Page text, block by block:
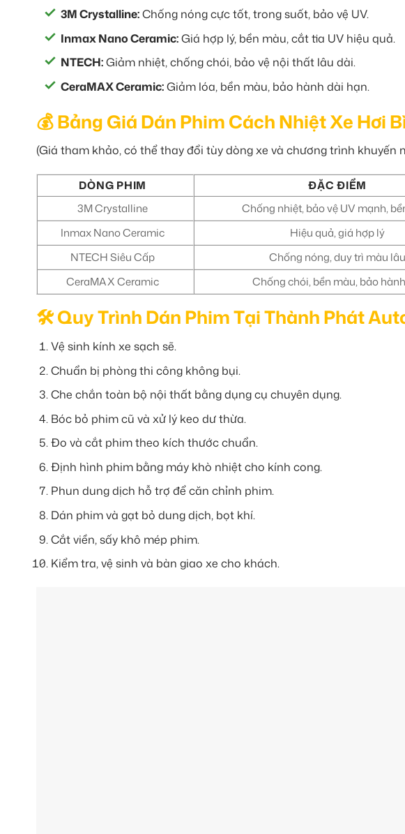
3M Crystalline:Chống nóng cực tốt, trong suốt, bảo vệ UV.
Inmax Nano Ceramic:Giá hợp lý, bền màu, cắt tia UV hiệu quả.
NTECH:Giảm nhiệt, chống chói, bảo vệ nội thất lâu dài.
CeraMAX Ceramic:Giảm lóa, bền màu, bảo hành dài hạn.
💰 Bảng Giá Dán Phim Cách Nhiệt Xe Hơi
(Giá tham khảo, có thể thay đổi tùy dòng xe và chương trình khuyến
DÒNG PHIM ĐẶC ĐIỂM
3M Crystalline
Chống nhiệt, bảo vệ UV mạnh,
Inmax Nano Ceramic
Hiệu quả, giá hợp lý
NTECH Siêu Cấp
Chống nóng, duy trì màu lâu
CeraMAX Ceramic
Chống chói, bền màu, bảo
🛠️ Quy Trình Dán Phim Tại Thành Phát
Vệ sinh kính xe sạch sẽ.
Chuẩn bị phòng thi công không bụi.
Che chắn toàn bộ nội thất bằng dụng cụ chuyên dụng.
Bóc bỏ phim cũ và xử lý keo dư thừa.
Đo và cắt phim theo kích thước chuẩn.
Định hình phim bằng máy khò nhiệt cho kính cong.
Phun dung dịch hỗ trợ để căn chỉnh phim.
Dán phim và gạt bỏ dung dịch, bọt khí.
Cắt viền, sấy khô mép phim.
Kiểm tra, vệ sinh và bàn giao xe cho khách.